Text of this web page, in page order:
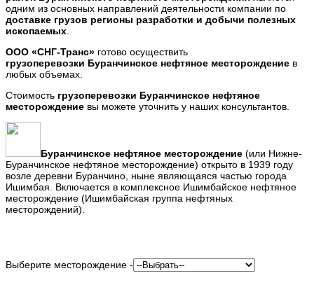
одним из основных направлений деятельности компании по
доставке грузов регионы разработки и добычи полезных
ископаемых
ООО «СНГ-Транс» готово осуществить
грузоперевозки Буранчинское нефтяное месторождение в
любых объемах.
Стоимость грузоперевозки Буранчинское нефтяное
месторождение вы можете уточнить у наших консультантов.
Буранчинское нефтяное месторождение (или Нижне-
Буранчинское нефтяное месторождение) открыто в 1939 году
возле деревни Буранчино, ныне являющаяся частью города
Ишимбая. Включается в комплексное Ишимбайское нефтяное
месторождение (Ишимбайская группа нефтяных
месторождений).
Выберите месторождение -